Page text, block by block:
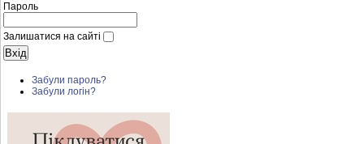
Пароль
Залишатися на сайті
Забули пароль?
Забули логін?